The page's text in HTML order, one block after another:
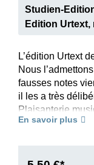
Studien-
Edition Urtext,
L’édition Urtext
Nous
fausses notes
il les a très
Plaisanterie
drôlerie, Mozart
musiciens de
En savoir plus